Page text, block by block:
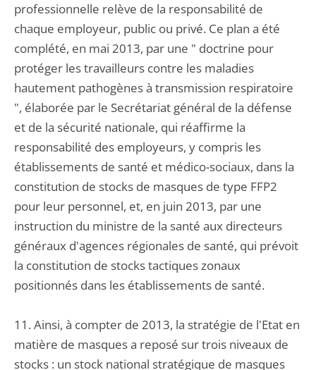
professionnelle relève de la responsabilité de
chaque employeur, public ou privé. Ce plan a été
complété, en mai 2013, par une " doctrine pour
protéger les travailleurs contre les maladies
hautement pathogènes à transmission respiratoire
", élaborée par le Secrétariat général de la défense
et de la sécurité nationale, qui réaffirme la
responsabilité des employeurs, y compris les
établissements de santé et médico-sociaux, dans la
constitution de stocks de masques de type FFP2
pour leur personnel, et, en juin 2013, par une
instruction du ministre de la santé aux directeurs
généraux d'agences régionales de santé, qui prévoit
la constitution de stocks tactiques zonaux
positionnés dans les établissements de santé.
11. Ainsi, à compter de 2013, la stratégie de l'Etat en
matière de masques a reposé sur trois niveaux de
stocks : un stock national stratégique de masques